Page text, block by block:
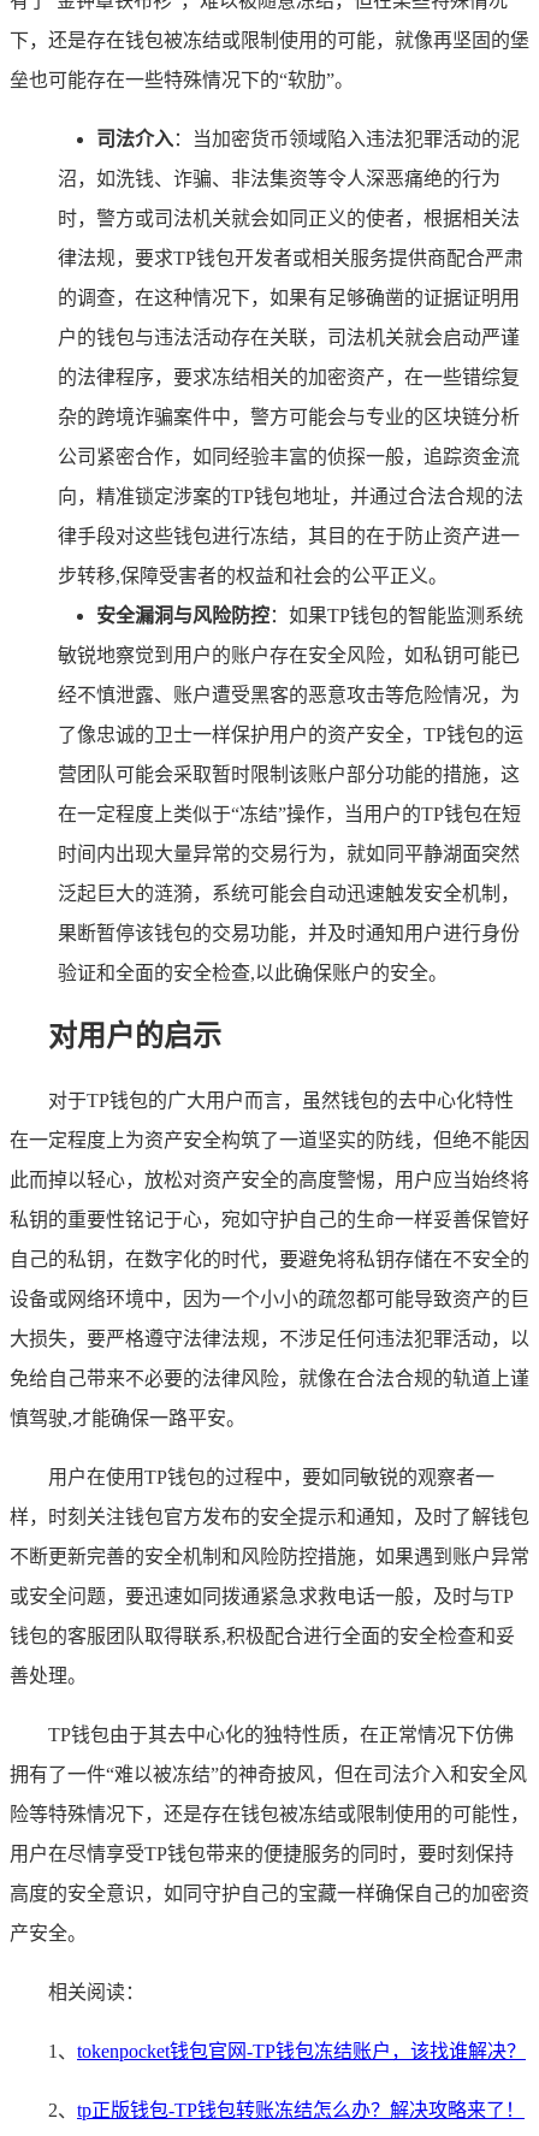
下，还是存在钱包被冻结或限制使用的可能，就像再坚固的堡
垒也可能存在一些特殊情况下的“软肋”。
司法介入：当加密货币领域陷入违法犯罪活动的泥
沼，如洗钱、诈骗、非法集资等令人深恶痛绝的行为
时，警方或司法机关就会如同正义的使者，根据相关法
律法规，要求TP钱包开发者或相关服务提供商配合严肃
的调查，在这种情况下，如果有足够确凿的证据证明用
户的钱包与违法活动存在关联，司法机关就会启动严谨
的法律程序，要求冻结相关的加密资产，在一些错综复
杂的跨境诈骗案件中，警方可能会与专业的区块链分析
公司紧密合作，如同经验丰富的侦探一般，追踪资金流
向，精准锁定涉案的TP钱包地址，并通过合法合规的法
律手段对这些钱包进行冻结，其目的在于防止资产进一
步转移,保障受害者的权益和社会的公平正义。
安全漏洞与风险防控：如果TP钱包的智能监测系统
敏锐地察觉到用户的账户存在安全风险，如私钥可能已
经不慎泄露、账户遭受黑客的恶意攻击等危险情况，为
了像忠诚的卫士一样保护用户的资产安全，TP钱包的运
营团队可能会采取暂时限制该账户部分功能的措施，这
在一定程度上类似于“冻结”操作，当用户的TP钱包在短
时间内出现大量异常的交易行为，就如同平静湖面突然
泛起巨大的涟漪，系统可能会自动迅速触发安全机制，
果断暂停该钱包的交易功能，并及时通知用户进行身份
验证和全面的安全检查,以此确保账户的安全。
对用户的启示
对于TP钱包的广大用户而言，虽然钱包的去中心化特性
在一定程度上为资产安全构筑了一道坚实的防线，但绝不能因
此而掉以轻心，放松对资产安全的高度警惕，用户应当始终将
私钥的重要性铭记于心，宛如守护自己的生命一样妥善保管好
自己的私钥，在数字化的时代，要避免将私钥存储在不安全的
设备或网络环境中，因为一个小小的疏忽都可能导致资产的巨
大损失，要严格遵守法律法规，不涉足任何违法犯罪活动，以
免给自己带来不必要的法律风险，就像在合法合规的轨道上谨
慎驾驶,才能确保一路平安。
用户在使用TP钱包的过程中，要如同敏锐的观察者一
样，时刻关注钱包官方发布的安全提示和通知，及时了解钱包
不断更新完善的安全机制和风险防控措施，如果遇到账户异常
或安全问题，要迅速如同拨通紧急求救电话一般，及时与TP
钱包的客服团队取得联系,积极配合进行全面的安全检查和妥
善处理。
TP钱包由于其去中心化的独特性质，在正常情况下仿佛
拥有了一件“难以被冻结”的神奇披风，但在司法介入和安全风
险等特殊情况下，还是存在钱包被冻结或限制使用的可能性，
用户在尽情享受TP钱包带来的便捷服务的同时，要时刻保持
高度的安全意识，如同守护自己的宝藏一样确保自己的加密资
产安全。
相关阅读：
1、 tokenpocket钱包官网-TP钱包冻结账户，该找谁解决？
2、 tp正版钱包-TP钱包转账冻结怎么办？解决攻略来了！